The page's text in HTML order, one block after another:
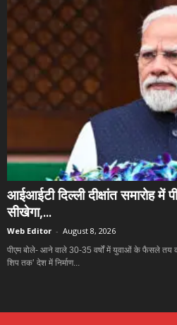
आईआईटी दिल्ली दीक्षांत समारोह में
सीखेगा,...
Web Editor - August 8, 2026
पीएम बोले- आने वाले 30-35 वर्षों में युवाओं के फैसले तय
शिप तक’ देश में निर्माण...